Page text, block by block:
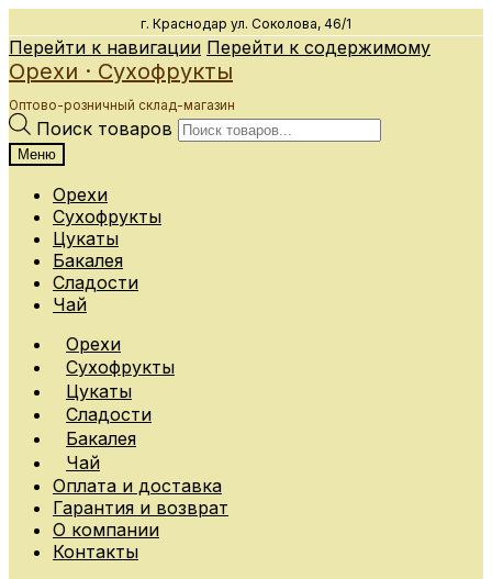
г. Краснодар ул. Соколова, 46/1
Перейти к навигации Перейти к содержимому
Орехи · Сухофрукты
Оптово-розничный склад-магазин
Поиск товаров
Меню
Орехи
Сухофрукты
Цукаты
Бакалея
Сладости
Чай
Орехи
Сухофрукты
Цукаты
Сладости
Бакалея
Чай
Оплата и доставка
Гарантия и возврат
О компании
Контакты